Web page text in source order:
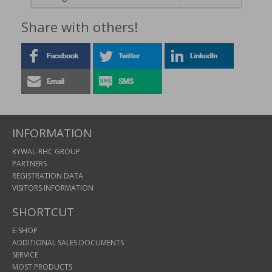
Share with others!
INFORMATION
RYWAL-RHC GROUP
PARTNERS
REGISTRATION DATA
VISITORS INFORMATION
SHORTCUT
E-SHOP
ADDITIONAL SALES DOCUMENTS
SERVICE
MOST PRODUCTS